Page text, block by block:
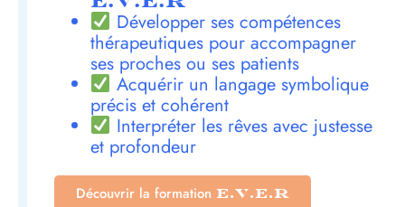
Développer ses compétences
thérapeutiques pour accompagner
ses proches ou ses patients
Acquérir un langage symbolique
précis et cohérent
Interpréter les rêves avec justesse
et profondeur
Découvrir la formation E.V.E.R